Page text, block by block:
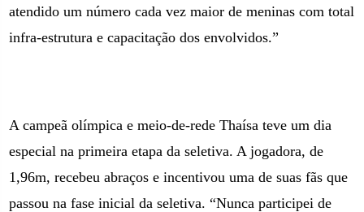
atendido um número cada vez maior de meninas com total
infra-estrutura e capacitação dos envolvidos.”
A campeã olímpica e meio-de-rede Thaísa teve um dia
especial na primeira etapa da seletiva. A jogadora, de
1,96m, recebeu abraços e incentivou uma de suas fãs que
passou na fase inicial da seletiva. “Nunca participei de